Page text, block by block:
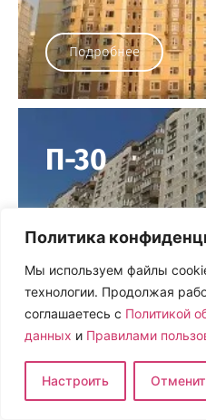
Политика
Мы используем файлы
технологии. Продолжая
соглашаетесь с Политикой
данных и Правилами
Настроить
Подробнее
П-30
П-42